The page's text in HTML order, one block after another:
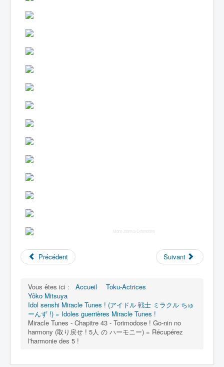
More Joomla Extensions
Précédent Suivant
Vous êtes ici : Accueil
Toku-Actrices
Yôko Mitsuya
Idol senshi Miracle Tunes ! (アイドル 戦士 ミラクル ちゅ
ーんず !) = Idoles guerrières Miracle Tunes !
Miracle Tunes - Chapitre 43 - Torimodose ! Go-nin no
harmony (取り戻せ ! 5人 の ハーモニー) = Récupérez
l'harmonie des 5 !